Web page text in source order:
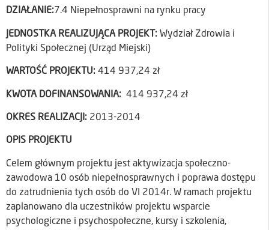
DZIAŁANIE:7.4 Niepełnosprawni na rynku pracy
JEDNOSTKA REALIZUJĄCA PROJEKT: Wydział Zdrowia i
Polityki Społecznej (Urząd Miejski)
WARTOŚĆ PROJEKTU: 414 937,24 zł
KWOTA DOFINANSOWANIA: 414 937,24 zł
OKRES REALIZACJI: 2013-2014
OPIS PROJEKTU
Celem głównym projektu jest aktywizacja społeczno-
zawodowa 10 osób niepełnosprawnych i poprawa dostępu
do zatrudnienia tych osób do VI 2014r. W ramach projektu
zaplanowano dla uczestników projektu wsparcie
psychologiczne i psychospołeczne, kursy i szkolenia,